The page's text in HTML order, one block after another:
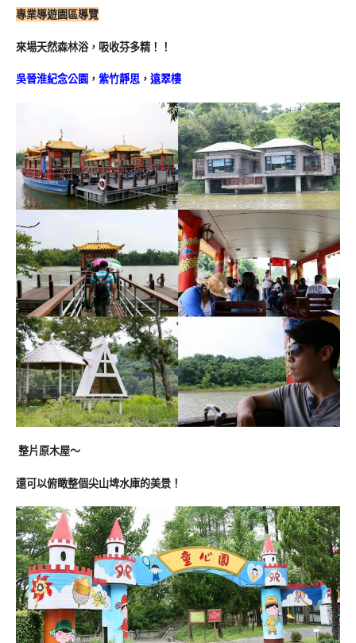
專業導遊園區導覽
來場天然森林浴，吸收芬多精！！
吳晉淮紀念公園 ， 紫竹靜思 ， 遠翠樓
整片原木屋～
還可以俯瞰整個尖山埤水庫的美景！